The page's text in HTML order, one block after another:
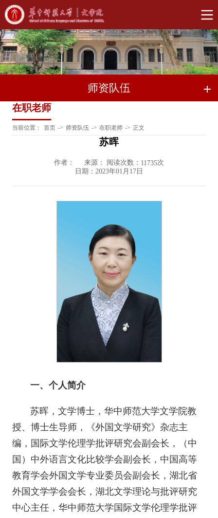
师资队伍
在职老师
当前位置： 首页 -> 师资队伍 -> 在职老师 -> 正文
苏晖
作者： 来源： 阅读次数： 11735次
日期：2023年01月17日
一、个人简介
苏晖，文学博士，华中师范大学文学院教
授、博士生导师，《外国文学研究》杂志主
编，国际文学伦理学批评研究会副会长，（中
国）中外语言文化比较学会副会长，中国高等
教育学会外国文学专业委员会副会长，湖北省
外国文学学会会长，湖北文学理论与批评研究
中心主任，华中师范大学国际文学伦理学批评